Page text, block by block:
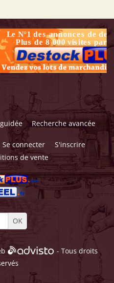
Recherche avancée
Se connecter
S'inscrire
de vente
- Tous droits